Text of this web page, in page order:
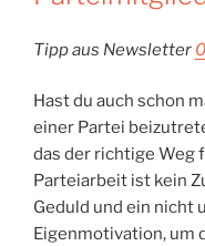
Tipp aus Newsletter
Hast du auch schon
einer Partei
das der richtige Weg
Parteiarbeit ist kein
Geduld und ein nicht
Eigenmotivation, um